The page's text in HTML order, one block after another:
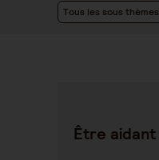
Tous les sous thèmes
Être aidant